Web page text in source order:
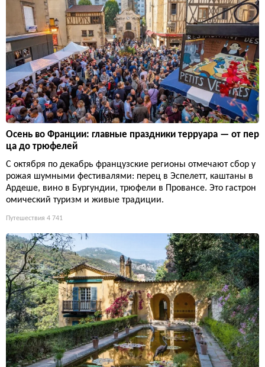
Осень во Франции: главные праздники терруара — от пер
ца до трюфелей
С октября по декабрь французские регионы отмечают сбор у
рожая шумными фестивалями: перец в Эспелетт, каштаны в
Ардеше, вино в Бургундии, трюфели в Провансе. Это гастрон
омический туризм и живые традиции.
Путешествия 4 741